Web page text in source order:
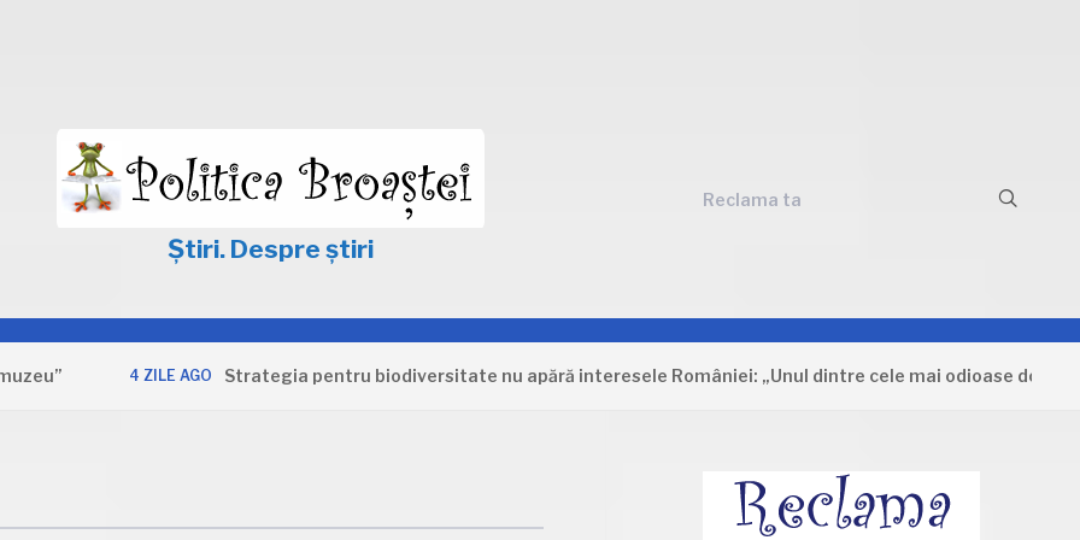
Știri. Despre știri
Reclama ta
4 ZILE AGO Strategia pentru biodiversitate nu apără interesele României: „Unul dintre cele mai odioase documente